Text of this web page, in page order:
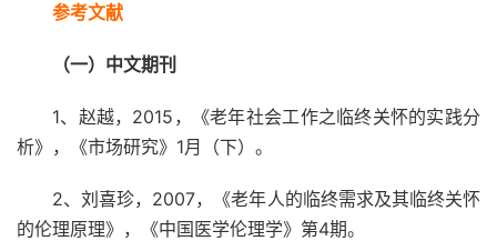
参考文献
（一）中文期刊
1、赵越，2015，《老年社会工作之临终关怀的实践分
析》，《市场研究》1月（下）。
2、刘喜珍，2007，《老年人的临终需求及其临终关怀
的伦理原理》，《中国医学伦理学》第4期。